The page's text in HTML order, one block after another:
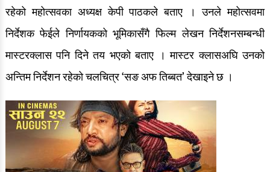
रहेको महोत्सवका अध्यक्ष केपी पाठकले बताए । उनले महोत्सवमा
निर्देशक फेईले निर्णायकको भूमिकासँगै फिल्म लेखन निर्देशनसम्बन्धी
मास्टरक्लास पनि दिने तय भएको बताए । मास्टर क्लासअघि उनको
अन्तिम निर्देशन रहेको चलचित्र ‘सङ अफ तिब्बत’ देखाइने छ ।